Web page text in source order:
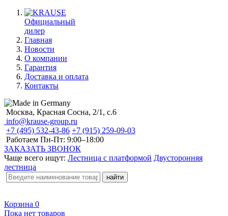
Официальный
дилер
Главная
Новости
О компании
Гарантия
Доставка и оплата
Контакты
Москва, Красная Сосна, 2/1, с.6
info@krause-group.ru
+7 (495) 532-43-86 +7 (915) 259-09-03
Работаем Пн-Пт: 9:00–18:00
ЗАКАЗАТЬ ЗВОНОК
Чаще всего ищут: Лестница с платформой Двусторонняя
лестница
Корзина 0
Пока нет товаров